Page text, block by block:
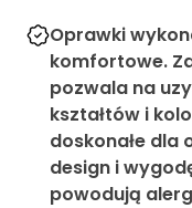
Oprawki
komfortowe.
pozwala na
kształtów i
doskonałe dla
design i
powodują